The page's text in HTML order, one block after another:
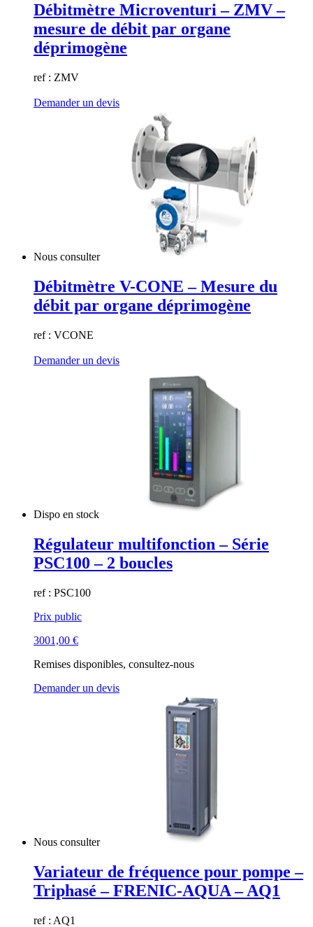
Débitmètre Microventuri – ZMV –
mesure de débit par organe
déprimogène
ref : ZMV
Demander un devis
Nous consulter
Débitmètre V-CONE – Mesure du
débit par organe déprimogène
ref : VCONE
Demander un devis
Dispo en stock
Régulateur multifonction – Série
PSC100 – 2 boucles
ref : PSC100
Prix public
3001,00 €
Remises disponibles, consultez-nous
Demander un devis
Nous consulter
Variateur de fréquence pour pompe –
Triphasé – FRENIC-AQUA – AQ1
ref : AQ1